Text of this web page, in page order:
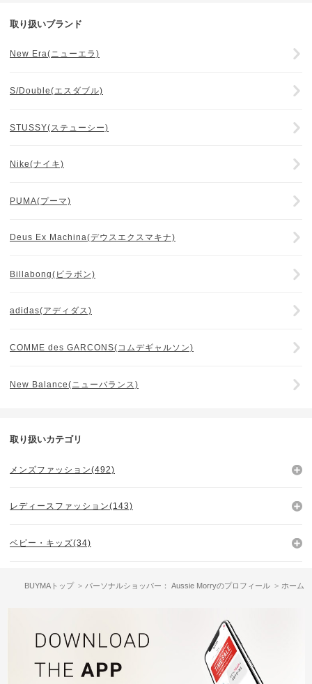
取り扱いブランド
New Era(ニューエラ)
S/Double(エスダブル)
STUSSY(ステューシー)
Nike(ナイキ)
PUMA(プーマ)
Deus Ex Machina(デウスエクスマキナ)
Billabong(ビラボン)
adidas(アディダス)
COMME des GARCONS(コムデギャルソン)
New Balance(ニューバランス)
取り扱いカテゴリ
メンズファッション(492)
レディースファッション(143)
ベビー・キッズ(34)
BUYMAトップ パーソナルショッパー： Aussie Morryのプロフィール ホーム